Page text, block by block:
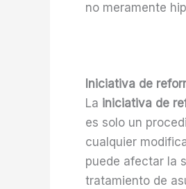
no meramente
Iniciativa de
La iniciativa de
es solo un
cualquier
puede afectar la
tratamiento de